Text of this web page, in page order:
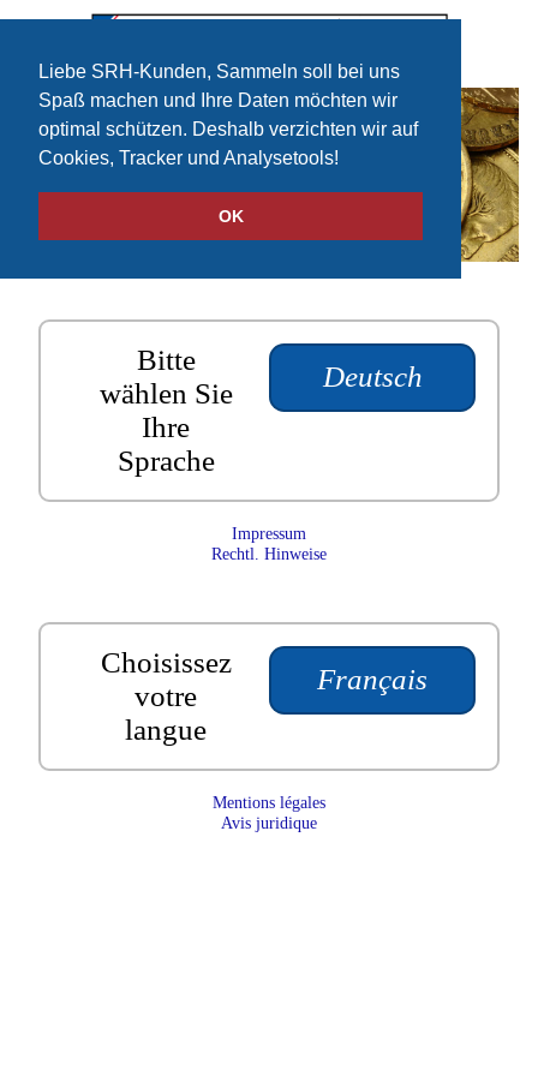
Liebe SRH-Kunden, Sammeln soll bei uns
Spaß machen und Ihre Daten möchten wir
optimal schützen. Deshalb verzichten wir auf
Cookies, Tracker und Analysetools!
OK
Bitte
wählen Sie
Ihre
Sprache
Deutsch
Impressum
Rechtl. Hinweise
Choisissez
votre
langue
Français
Mentions légales
Avis juridique